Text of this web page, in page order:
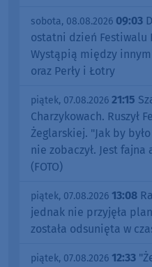
sobota, 08.08.2026 09:03
ostatni dzień Festiwalu
Wystąpią między
oraz Perły i Łotry
piątek, 07.08.2026 21:15
Charzykowach. Ruszył
Żeglarskiej. "Jak by
nie zobaczył. Jest
(FOTO)
piątek, 07.08.2026 13:08
jednak nie przyjęła
została odsunięta w
piątek, 07.08.2026 12:33